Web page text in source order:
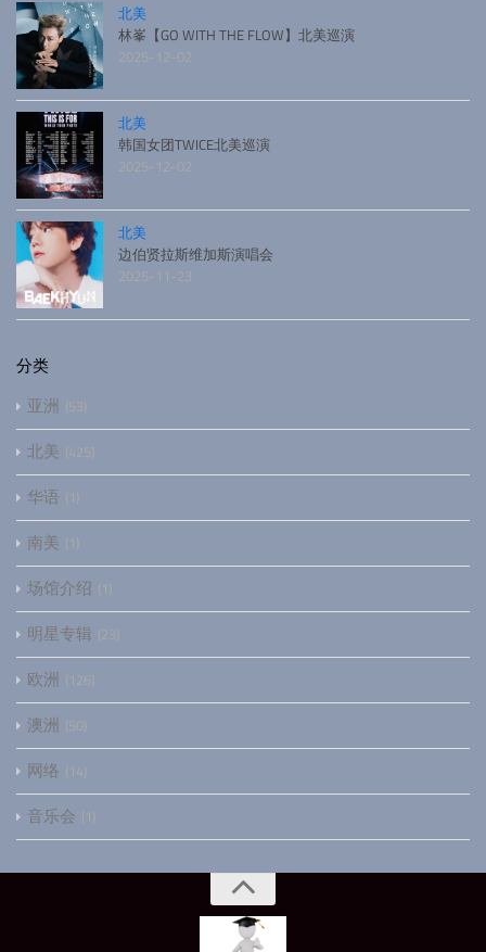
北美
林峯【GO WITH THE FLOW】北美巡演
2025-12-02
北美
韩国女团TWICE北美巡演
2025-12-02
北美
边伯贤拉斯维加斯演唱会
2025-11-23
分类
亚洲 53
北美 425
华语 1
南美 1
场馆介绍 1
明星专辑 23
欧洲 126
澳洲 50
网络 14
音乐会 1